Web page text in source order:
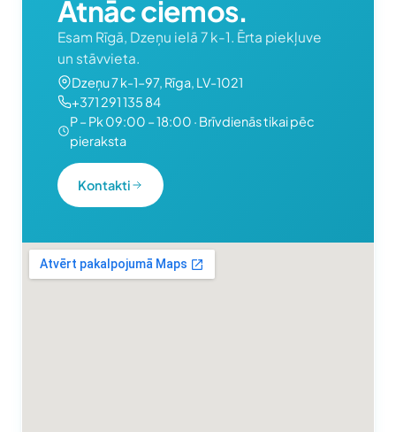
Atnāc ciemos.
Esam Rīgā, Dzeņu ielā 7 k-1. Ērta piekļuve
un stāvvieta.
Dzeņu 7 k-1–97, Rīga, LV-1021
+371 291 135 84
P – Pk 09:00 – 18:00 · Brīvdienās tikai pēc
pieraksta
Kontakti